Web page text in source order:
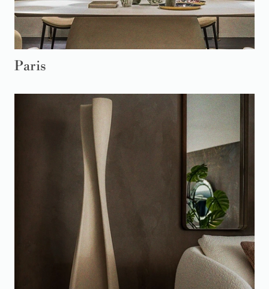
Paris